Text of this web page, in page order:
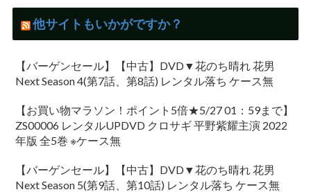
他サイトもいかがですか？
【バーゲンセール】【中古】DVD▼花のち晴れ 花男
Next Season 4(第7話、第8話) レンタル落ち ケース無
【お買い物マラソン！ポイント5倍★5/27 01：59まで】
ZS00006 レンタルUPDVD クロサギ 平野紫耀主演 2022
年版 全5巻 ※ケース無
【バーゲンセール】【中古】DVD▼花のち晴れ 花男
Next Season 5(第9話、第10話) レンタル落ち ケース無